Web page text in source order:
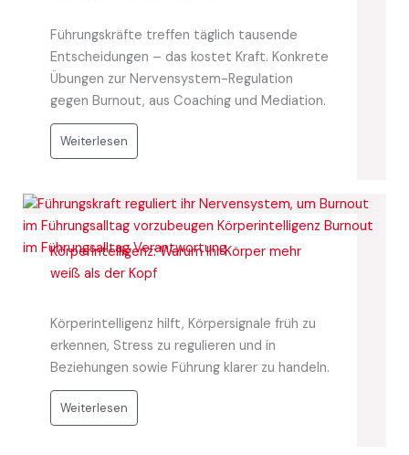
Führungskräfte treffen täglich tausende
Entscheidungen – das kostet Kraft. Konkrete
Übungen zur Nervensystem-Regulation
gegen Burnout, aus Coaching und Mediation.
Weiterlesen
Körperintelligenz: Warum Ihr Körper mehr
weiß als der Kopf
Körperintelligenz hilft, Körpersignale früh zu
erkennen, Stress zu regulieren und in
Beziehungen sowie Führung klarer zu handeln.
Weiterlesen